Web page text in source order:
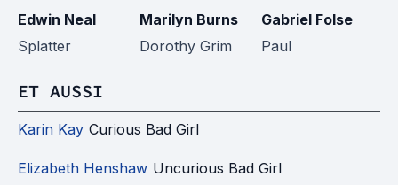
Edwin Neal
Splatter
Marilyn Burns
Dorothy Grim
Gabriel Folse
Paul
ET AUSSI
Karin Kay Curious Bad Girl
Elizabeth Henshaw Uncurious Bad Girl